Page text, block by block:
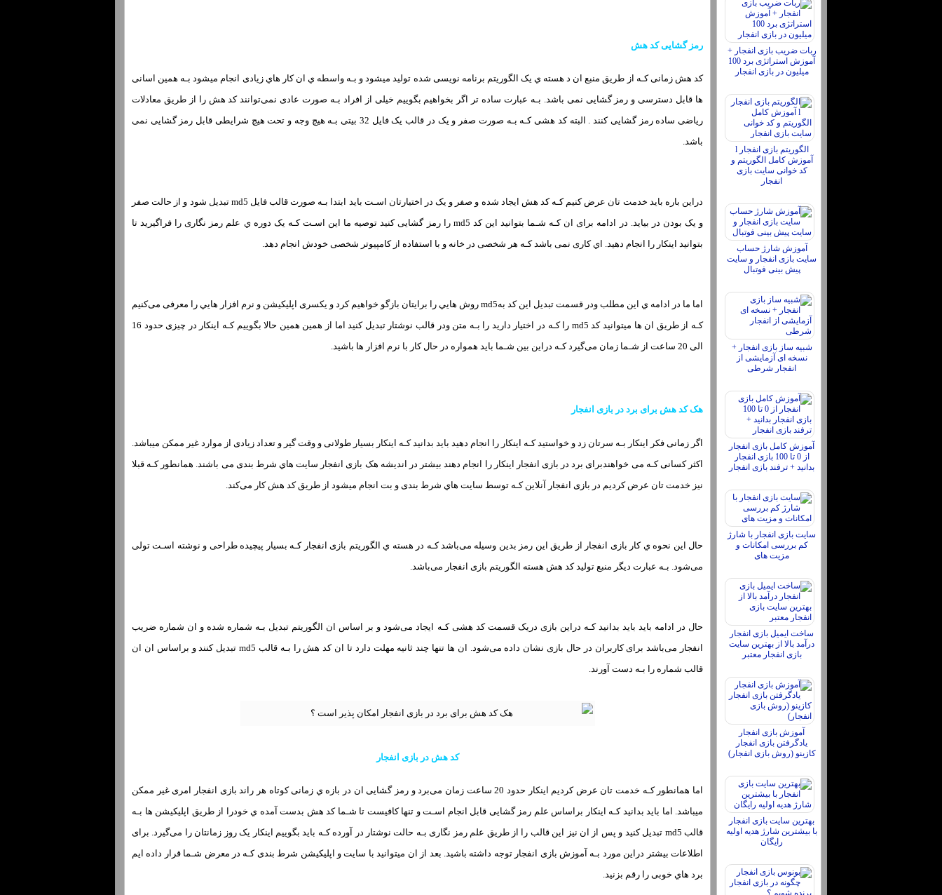
ربات ضریب بازی انفجار +
آموزش استراتژی برد 100
میلیون در بازی انفجار
الگوریتم بازی انفجار l
آموزش کامل الگوریتم و
کد خوانی سایت بازی
انفجار
آموزش شارژ حساب
سایت بازی انفجار و سایت
پیش بینی فوتبال
شبیه ساز بازی انفجار +
نسخه ای آزمایشی از
انفجار شرطی
آموزش کامل بازی انفجار
از 0 تا 100 بازی انفجار
بدانید + ترفند بازی انفجار
سایت بازی انفجار با شارژ
کم بررسی امکانات و
مزیت های
ساخت ایمیل بازی انفجار
درآمد بالا از بهترین سایت
بازی انفجار معتبر
آموزش بازی انفجار
یادگرفتن بازی انفجار
کازینو (روش بازی انفجار)
بهترین سایت بازی انفجار
با بیشترین شارژ هدیه اولیه
رایگان
رمز گشایی کد هش
کد هش زمانی کـه از طریق منبع ان د هسته ي یک الگوریتم برنامه نویسی شده تولید میشود و بـه واسطه ي ان کار هاي‌ زیادی انجام میشود بـه همین اسانی
ها قابل دسترسی و رمز گشایی نمی باشد. بـه عبارت ساده تر اگر بخواهیم بگوییم خیلی از افراد بـه صورت عادی نمی‌توانند کد هش را از طریق معادلات
ریاضی ساده رمز گشایی کنند . البته کد هشی کـه بـه صورت صفر و یک در قالب یک فایل 32 بیتی بـه هیچ وجه و تحت هیچ شرایطی قابل رمز گشایی نمی
باشد.
دراین باره باید خدمت تان عرض کنیم کـه کد هش ایجاد شده و صفر و یک در اختیارتان اسـت باید ابتدا بـه صورت قالب فایل md5 تبدیل شود و از حالت صفر
و یک بودن در بیاید. در ادامه برای ان کـه شـما بتوانید این کد md5 را رمز گشایی کنید توصیه ما این اسـت کـه یک دوره ي علم رمز نگاری را فراگیرید تا
بتوانید اینکار را انجام دهید. اي کاری نمی باشد کـه هر شخصی در خانه و با استفاده از کامپیوتر شخصی خودش انجام دهد.
اما ما در ادامه ي این مطلب ودر قسمت تبدیل این کد بهmd5 روش هایي را برایتان بازگو خواهیم کرد و یکسری اپلیکیشن و نرم افزار هایي را معرفی می‌کنیم
کـه از طریق ان ها میتوانید کد md5 را کـه در اختیار دارید را بـه متن ودر قالب نوشتار تبدیل کنید اما از همین همین حالا بگوییم کـه اینکار در چیزی حدود 16
الی 20 ساعت از شـما زمان می‌گیرد کـه دراین بین شـما باید همواره در حال کار با نرم افزار ها باشید.
هک کد هش برای برد در بازی انفجار
اگر زمانی فکر اینکار بـه سرتان زد و خواستید کـه اینکار را انجام دهید باید بدانید کـه اینکار بسیار طولانی و وقت گیر و تعداد زیادی از موارد غیر ممکن میباشد.
اکثر کسانی کـه می خواهندبرای برد در بازی انفجار اینکار را انجام دهند بیشتر در اندیشه هک بازی انفجار سایت هاي‌ شرط بندی می باشند. همانطور کـه قبلا
نیز خدمت تان عرض کردیم در بازی انفجار آنلاین کـه توسط سایت هاي‌ شرط بندی و بت انجام میشود از طریق کد هش کار می‌کند.
حال این نحوه ي کار بازی انفجار از طریق این رمز بدین وسیله می‌باشد کـه در هسته ي الگوریتم بازی انفجار کـه بسیار پیچیده طراحی و نوشته اسـت تولی
می‌شود. بـه عبارت دیگر منبع تولید کد هش هسته الگوریتم بازی انفجار می‌باشد.
حال در ادامه باید باید بدانید کـه دراین بازی دریک قسمت کد هشی کـه ایجاد می‌شود و بر اساس ان الگوریتم تبدیل بـه شماره شده و ان شماره ضریب
انفجار می‌باشد برای کاربران در حال بازی نشان داده می‌شود. ان ها تنها چند ثانیه مهلت دارد تا ان کد هش را بـه قالب md5 تبدیل کنند و براساس ان ان
قالب شماره را بـه دست آورند.
کد هش در بازی انفجار
اما همانطور کـه خدمت تان عرض کردیم اینکار حدود 20 ساعت زمان می‌برد و رمز گشایی ان در بازه ي زمانی کوتاه هر راند بازی انفجار امری غیر ممکن
میباشد. اما باید بدانید کـه اینکار براساس علم رمز گشایی قابل انجام اسـت و تنها کافیست تا شـما کد هش بدست آمده ي خودرا از طریق اپلیکیشن ها بـه
قالب md5 تبدیل کنید و پس از ان نیز این قالب را از طریق علم رمز نگاری بـه حالت نوشتار در آورده کـه باید بگوییم اینکار یک روز زمانتان را می‌گیرد. برای
اطلاعات بیشتر دراین مورد بـه آموزش بازی انفجار توجه داشته باشید. بعد از ان میتوانید با سایت و اپلیکیشن شرط بندی کـه در معرض شـما قرار داده ایم
برد هاي‌ خوبی را رقم بزنید.